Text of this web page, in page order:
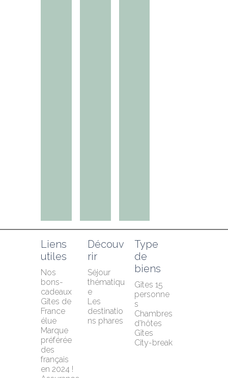
Liens
utiles
Nos
bons-
cadeaux
Gîtes de
France
élue
Marque
préférée
des
français
en 2024 !
Découv
rir
Séjour
thématiqu
e
Les
destinatio
ns phares
Type
de
biens
Gîtes 15
personne
s
Chambres
d'hôtes
Gîtes
City-break